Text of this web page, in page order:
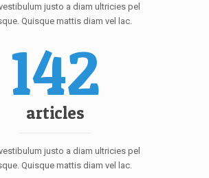
justo a diam ultricies pel
Quisque mattis diam vel lac.
142
articles
justo a diam ultricies pel
Quisque mattis diam vel lac.